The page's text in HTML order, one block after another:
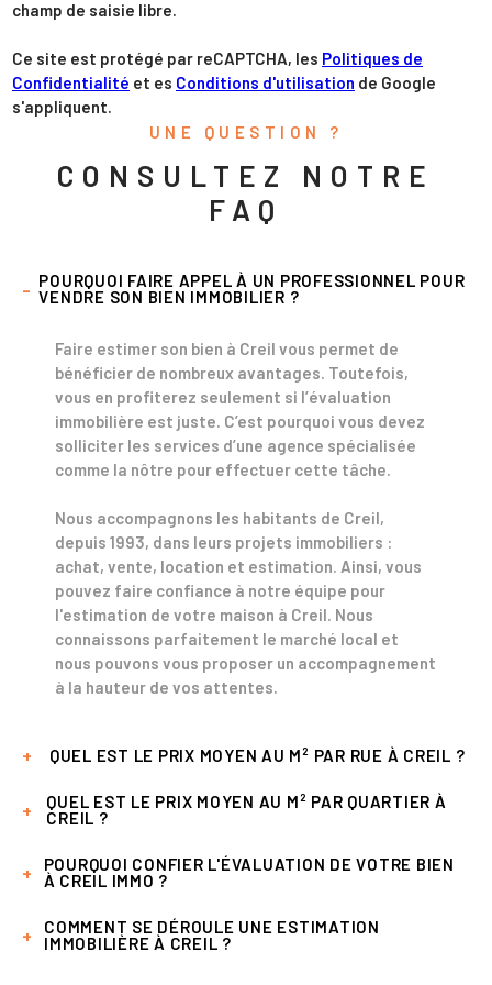
champ de saisie libre.
Ce site est protégé par reCAPTCHA, les Politiques de
Confidentialité et es Conditions d'utilisation de Google
s'appliquent.
UNE QUESTION ?
CONSULTEZ NOTRE
FAQ
POURQUOI FAIRE APPEL À UN PROFESSIONNEL POUR
VENDRE SON BIEN IMMOBILIER ?
Faire estimer son bien à Creil vous permet de
bénéficier de nombreux avantages. Toutefois,
vous en profiterez seulement si l’évaluation
immobilière est juste. C’est pourquoi vous devez
solliciter les services d’une agence spécialisée
comme la nôtre pour effectuer cette tâche.
Nous accompagnons les habitants de Creil,
depuis 1993, dans leurs projets immobiliers :
achat, vente, location et estimation. Ainsi, vous
pouvez faire confiance à notre équipe pour
l'estimation de votre maison à Creil. Nous
connaissons parfaitement le marché local et
nous pouvons vous proposer un accompagnement
à la hauteur de vos attentes.
QUEL EST LE PRIX MOYEN AU M² PAR RUE À CREIL ?
L’estimation immobilière à Creilvous permet de
connaître la valeur réelle de votre maison ou
appartement. Cette information peut servir de
référence pour vendre votre propriété
Outre ce précieux renseignement, notre analyse
QUEL EST LE PRIX MOYEN AU M² PAR QUARTIER À
CREIL ?
Faire estimer son bien à Creilpar notre agence
est un excellent moyen pour avancer rapidement
dans votre projet. Nous effectuons des analyses
rapides et minutieuses du
POURQUOI CONFIER L'ÉVALUATION DE VOTRE BIEN
À CREIL IMMO ?
Faites-nous confiance pour une estimation
immobilière à Creil. Nous disposons d’une équipe
COMMENT SE DÉROULE UNE ESTIMATION
IMMOBILIÈRE À CREIL ?